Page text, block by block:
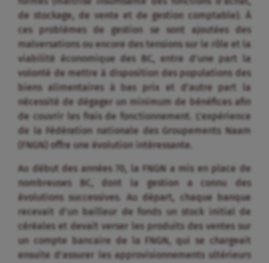
de stockage, de vente et de gestion comptable). À
ces problèmes de gestion se sont ajoutées des
malversations ou encore des tensions sur le rôle et la
viabilité économique des BC, entre d’une part la
volonté de mettre à disposition des populations des
biens alimentaires à bas prix et d’autre part la
nécessité de dégager un minimum de bénéfices afin
de couvrir les frais de fonctionnement. L’expérience
de la Fédération nationale des Groupements Naam
(FNGN) offre une évolution intéressante.
Au début des années 70, la FNGN a mis en place de
nombreuses BC, dont la gestion a connu des
évolutions successives. Au départ, chaque banque
recevait d’un bailleur de fonds un stock initial de
céréales et devait verser les produits des ventes sur
un compte bancaire de la FNGN, qui se chargeait
ensuite d’assurer les approvisionnements ultérieurs